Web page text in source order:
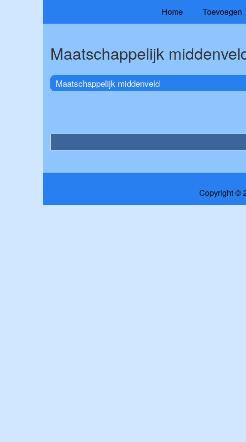
Home Toevoegen
Maatschappelijk
Maatschappelijk middenveld
Copyright ©